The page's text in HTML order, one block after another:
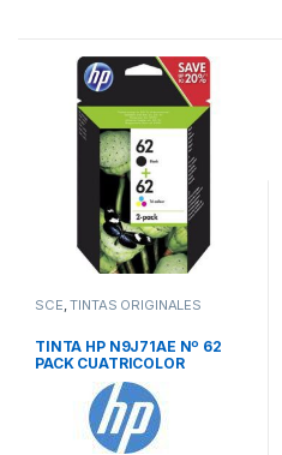
SCE,TINTAS ORIGINALES
TINTA HP N9J71AE Nº 62
PACK CUATRICOLOR